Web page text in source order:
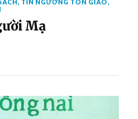
, TÍN NGƯỠNG TÔN GIÁO,
Mạ